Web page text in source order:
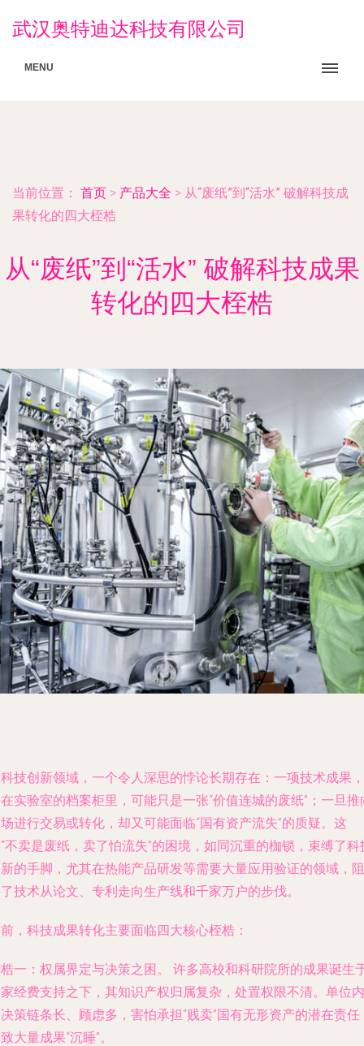
武汉奥特迪达科技有限公司
MENU
当前位置： 首页 > 产品大全 > 从“废纸”到“活水” 破解科技成
果转化的四大桎梏
从“废纸”到“活水” 破解科技成果
转化的四大桎梏
技创新领域，一个令人深思的悖论长期存在：一项技术成果，
实验室的档案柜里，可能只是一张“价值连城的废纸”；一旦推
进行交易或转化，却又可能面临“国有资产流失”的质疑。这
不卖是废纸，卖了怕流失”的困境，如同沉重的枷锁，束缚了科
的手脚，尤其在热能产品研发等需要大量应用验证的领域，阻
技术从论文、专利走向生产线和千家万户的步伐。
，科技成果转化主要面临四大核心桎梏：
一：权属界定与决策之困。
许多高校和科研院所的成果诞生
经费支持之下，其知识产权归属复杂，处置权限不清。单位内
策链条长、顾虑多，害怕承担“贱卖”国有无形资产的潜在责任
大量成果“沉睡”。